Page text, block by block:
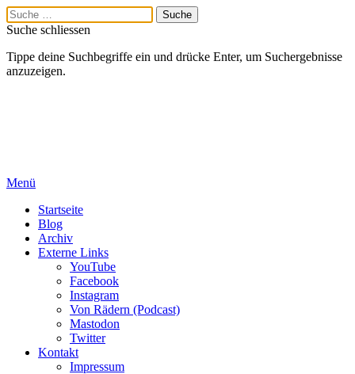
Suche schliessen
Tippe deine Suchbegriffe ein und drücke Enter, um Suchergebnisse
anzuzeigen.
Menü
Startseite
Blog
Archiv
Externe Links
YouTube
Facebook
Instagram
Von Rädern (Podcast)
Mastodon
Twitter
Kontakt
Impressum